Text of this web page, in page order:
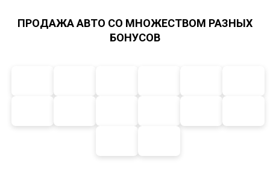
ПРОДАЖА АВТО СО МНОЖЕСТВОМ РАЗНЫХ
БОНУСОВ